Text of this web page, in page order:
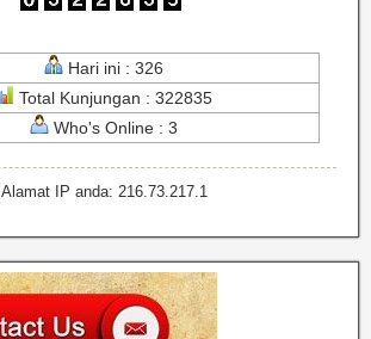
Hari ini : 326
Total Kunjungan : 322835
Who's Online : 3
Alamat IP anda: 216.73.217.1